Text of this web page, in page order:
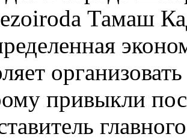
Тамаш
привыкли